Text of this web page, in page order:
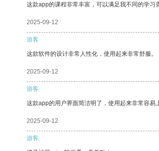
这款app的课程非常丰富，可以满足我不同的学习
2025-09-12
游客
这款软件的设计非常人性化，使用起来非常舒服。
2025-09-12
游客
这款app的用户界面简洁明了，使用起来非常容易
2025-09-12
游客